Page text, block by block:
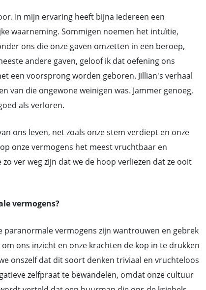
In mijn ervaring heeft bijna iedereen een
waarneming. Sommigen noemen het intuïtie,
ons die onze gaven omzetten in een beroep,
andere gaven, geloof ik dat oefening ons
een voorsprong worden geboren. Jillian's verhaal
van die ongewone weinigen was. Jammer genoeg,
als verloren.
ons leven, net zoals onze stem verdiept en onze
onze vermogens het meest vruchtbaar en
ver weg zijn dat we de hoop verliezen dat ze ooit
vermogens?
paranormale vermogens zijn wantrouwen en gebrek
ons inzicht en onze krachten de kop in te drukken
onszelf dat dit soort denken triviaal en vruchteloos
zelfpraat te bewandelen, omdat onze cultuur